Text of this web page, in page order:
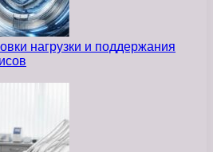
нагрузки и поддержания